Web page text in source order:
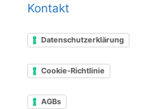
Kontakt
Datenschutzerklärung
Cookie-Richtlinie
AGBs